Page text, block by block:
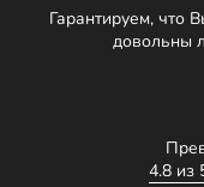
Гарантируем, что
довольны
4.8 из